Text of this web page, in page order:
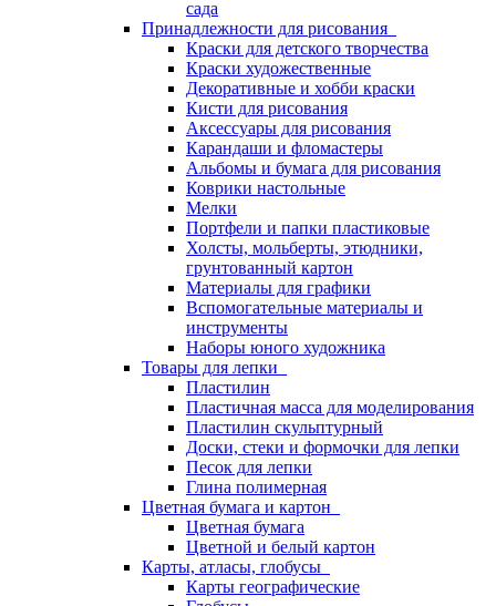
сада
Принадлежности для рисования
Краски для детского творчества
Краски художественные
Декоративные и хобби краски
Кисти для рисования
Аксессуары для рисования
Карандаши и фломастеры
Альбомы и бумага для рисования
Коврики настольные
Мелки
Портфели и папки пластиковые
Холсты, мольберты, этюдники,
грунтованный картон
Материалы для графики
Вспомогательные материалы и
инструменты
Наборы юного художника
Товары для лепки
Пластилин
Пластичная масса для моделирования
Пластилин скульптурный
Доски, стеки и формочки для лепки
Песок для лепки
Глина полимерная
Цветная бумага и картон
Цветная бумага
Цветной и белый картон
Карты, атласы, глобусы
Карты географические